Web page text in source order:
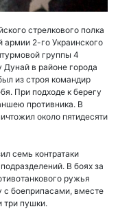
стрелкового полка
армии 2-го Украинского
группы 4
Дунай в районе города
из строя командир
При подходе к берегу
противника. В
около пятидесяти
семь контратаки
В боях за
ружья
с боеприпасами, вместе
три пушки.